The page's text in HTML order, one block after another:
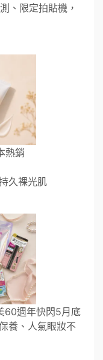
、限定拍貼機，
熱銷
久裸光肌
60週年快閃5月底
養、人氣眼妝不